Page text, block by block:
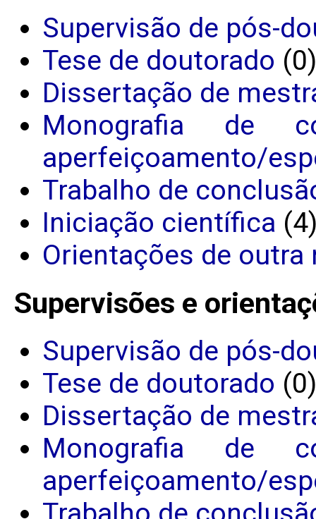
Supervisão de pós-
Tese de doutorado (0)
Dissertação de
Monografia de
aperfeiçoamento/
Trabalho de
Iniciação científica
Orientações de outra
Supervisões e
Supervisão de pós-
Tese de doutorado (0)
Dissertação de
Monografia de
aperfeiçoamento/